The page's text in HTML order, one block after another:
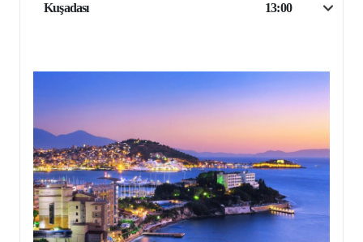
Kuşadası
13:00